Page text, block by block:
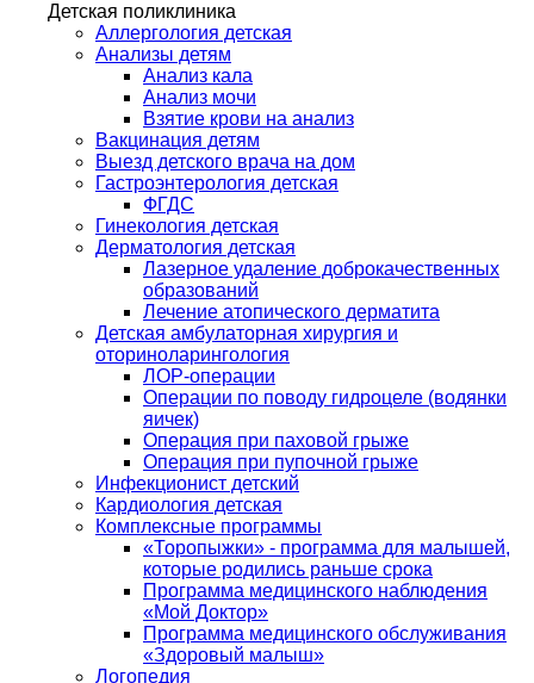
Детская поликлиника
Аллергология детская
Анализы детям
Анализ кала
Анализ мочи
Взятие крови на анализ
Вакцинация детям
Выезд детского врача на дом
Гастроэнтерология детская
ФГДС
Гинекология детская
Дерматология детская
Лазерное удаление доброкачественных
образований
Лечение атопического дерматита
Детская амбулаторная хирургия и
оториноларингология
ЛОР-операции
Операции по поводу гидроцеле (водянки
яичек)
Операция при паховой грыже
Операция при пупочной грыже
Инфекционист детский
Кардиология детская
Комплексные программы
«Торопыжки» - программа для малышей,
которые родились раньше срока
Программа медицинского наблюдения
«Мой Доктор»
Программа медицинского обслуживания
«Здоровый малыш»
Логопедия